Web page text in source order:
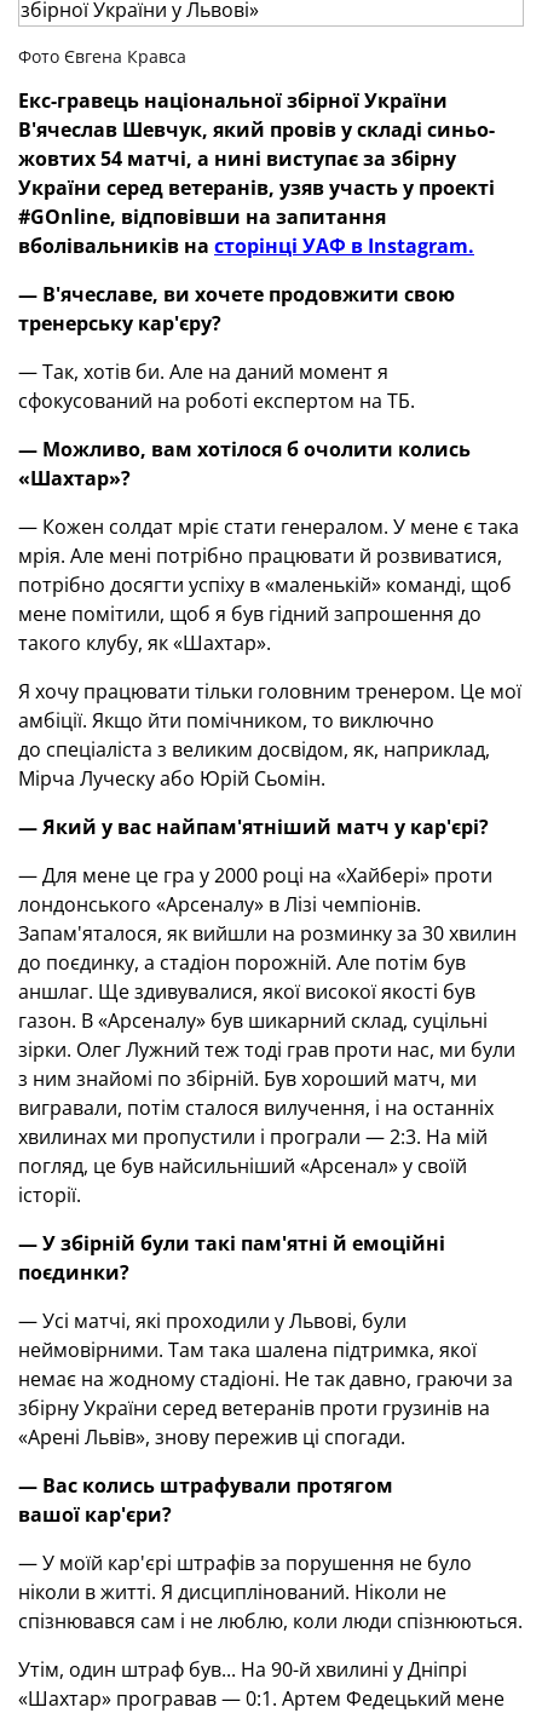
Фото Євгена Кравса
Екс-гравець національної збірної України
В'ячеслав Шевчук, який провів у складі синьо-
жовтих 54 матчі, а нині виступає за збірну
України серед ветеранів, узяв участь у проекті
#GOnline, відповівши на запитання
вболівальників на сторінці УАФ в Instagram.
— В'ячеславе, ви хочете продовжити свою
тренерську кар'єру?
— Так, хотів би. Але на даний момент я
сфокусований на роботі експертом на ТБ.
— Можливо, вам хотілося б очолити колись
«Шахтар»?
— Кожен солдат мріє стати генералом. У мене є така
мрія. Але мені потрібно працювати й розвиватися,
потрібно досягти успіху в «маленькій» команді, щоб
мене помітили, щоб я був гідний запрошення до
такого клубу, як «Шахтар».
Я хочу працювати тільки головним тренером. Це мої
амбіції. Якщо йти помічником, то виключно
до спеціаліста з великим досвідом, як, наприклад,
Мірча Луческу або Юрій Сьомін.
— Який у вас найпам'ятніший матч у кар'єрі?
— Для мене це гра у 2000 році на «Хайбері» проти
лондонського «Арсеналу» в Лізі чемпіонів.
Запам'яталося, як вийшли на розминку за 30 хвилин
до поєдинку, а стадіон порожній. Але потім був
аншлаг. Ще здивувалися, якої високої якості був
газон. В «Арсеналу» був шикарний склад, суцільні
зірки. Олег Лужний теж тоді грав проти нас, ми були
з ним знайомі по збірній. Був хороший матч, ми
вигравали, потім сталося вилучення, і на останніх
хвилинах ми пропустили і програли — 2:3. На мій
погляд, це був найсильніший «Арсенал» у своїй
історії.
— У збірній були такі пам'ятні й емоційні
поєдинки?
— Усі матчі, які проходили у Львові, були
неймовірними. Там така шалена підтримка, якої
немає на жодному стадіоні. Не так давно, граючи за
збірну України серед ветеранів проти грузинів на
«Арені Львів», знову пережив ці спогади.
— Вас колись штрафували протягом
вашої кар'єри?
— У моїй кар'єрі штрафів за порушення не було
ніколи в житті. Я дисциплінований. Ніколи не
спізнювався сам і не люблю, коли люди спізнюються.
Утім, один штраф був... На 90-й хвилині у Дніпрі
«Шахтар» програвав — 0:1. Артем Федецький мене